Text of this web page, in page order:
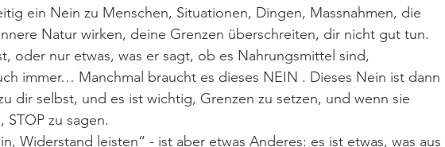
ein Nein zu Menschen, Situationen, Dingen, Massnahmen, die
Natur wirken, deine Grenzen überschreiten, dir nicht gut tun.
oder nur etwas, was er sagt, ob es Nahrungsmittel sind,
immer… Manchmal braucht es dieses NEIN . Dieses Nein ist dann
dir selbst, und es ist wichtig, Grenzen zu setzen, und wenn sie
zu sagen.
Widerstand leisten“ - ist aber etwas Anderes: es ist etwas, was aus